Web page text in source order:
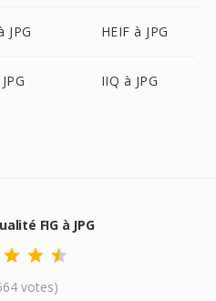
JPG HEIF à JPG
IIQ à JPG
FIG à JPG
votes)